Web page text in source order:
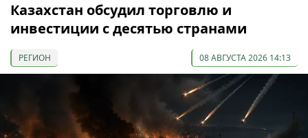
Казахстан обсудил торговлю и
инвестиции с десятью странами
РЕГИОН 08 АВГУСТА 2026 14:13